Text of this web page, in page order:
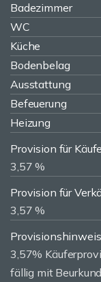
Badezimmer
WC
Küche
Bodenbelag
Ausstattung
Befeuerung
Heizung
Provision für
3,57 %
Provision für
3,57 %
Provisionshinweis
3,57%
fällig mit